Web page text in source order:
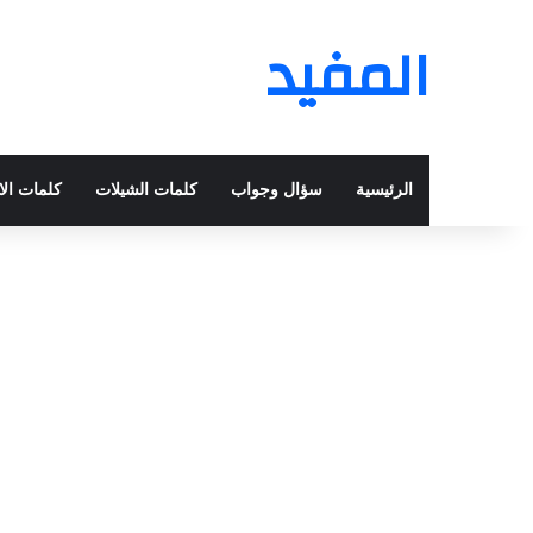
المفيد
الرئيسية سؤال وجواب كلمات الشيلات كلمات